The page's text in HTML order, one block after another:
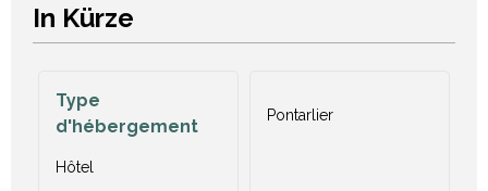
In Kürze
Type
d'hébergement
Hôtel
Pontarlier